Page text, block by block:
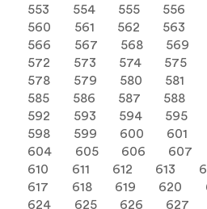
553
554 555 556
560
561 562 563
566
567 568 569
572
573 574 575
578
579 580 581
585
586 587 588
592
593 594 595
598
599 600 601
604
605 606 607
610
611 612 613
617
618 619 620
624
625 626 627